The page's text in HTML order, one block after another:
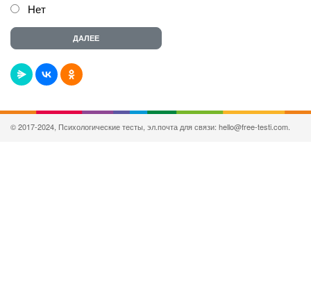
Нет
© 2017-2024, Психологические тесты, эл.почта для связи: hello@free-testi.com.